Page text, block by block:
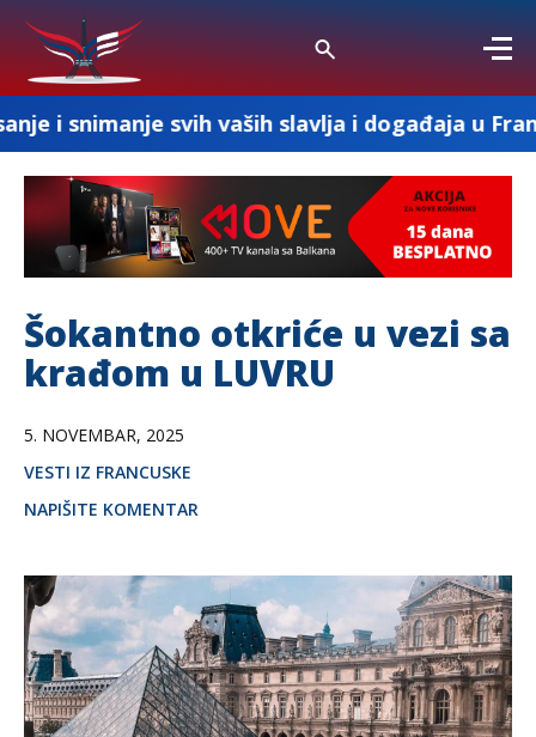
svih vaših slavlja i događaja u Francuskoj
Šokantno otkriće u vezi sa
krađom u LUVRU
5. NOVEMBAR, 2025
VESTI IZ FRANCUSKE
NAPIŠITE KOMENTAR